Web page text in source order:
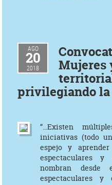
AGO
20
2018 Mujeres
privilegiando
“…Existen
iniciativas (todo
espejo y
espectaculares y
nombran
espectaculares